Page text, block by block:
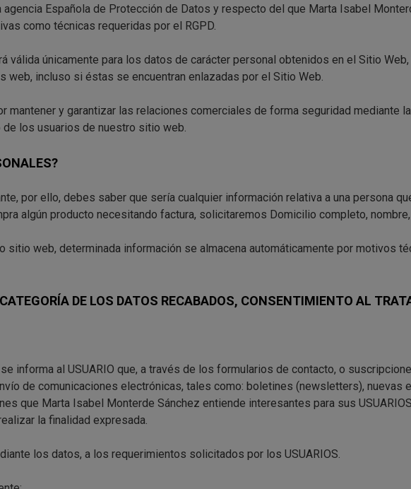
Española de Protección de Datos y respecto del que Marta Isabel
como técnicas requeridas por el RGPD.
válida únicamente para los datos de carácter personal obtenidos en el Sitio
web, incluso si éstas se encuentran enlazadas por el Sitio Web.
mantener y garantizar las relaciones comerciales de forma seguridad mediante
los usuarios de nuestro sitio web.
por ello, debes saber que sería cualquier información relativa a una persona
algún producto necesitando factura, solicitaremos Domicilio completo,
sitio web, determinada información se almacena automáticamente por motivos
DE LOS DATOS RECABADOS, CONSENTIMIENTO AL
informa al USUARIO que, a través de los formularios de contacto, o
de comunicaciones electrónicas, tales como: boletines (newsletters),
que Marta Isabel Monterde Sánchez entiende interesantes para sus
la finalidad expresada.
los datos, a los requerimientos solicitados por los USUARIOS.